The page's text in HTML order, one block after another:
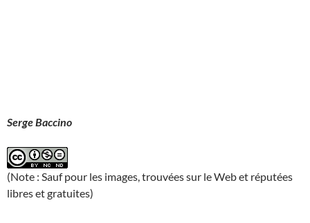
Serge Baccino
(Note : Sauf pour les images, trouvées sur le Web et réputées
libres et gratuites)